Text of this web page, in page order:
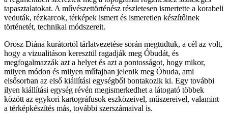
tapasztalatokat. A művészettörténész részletesen ismertette a korabeli
veduták, rézkarcok, térképek ismert és ismeretlen készítőinek
történetét, technikai módszereit.
Orosz Diána kurátortól tárlatvezetése során megtudtuk, a cél az volt,
hogy a vizualitáson keresztül ragadják meg Óbudát, és
megfogalmazzák azt a helyet és azt a pontosságot, hogy mikor,
milyen módon és milyen műfajban jelenik meg Óbuda, ami
elsősorban az első kiállítási egységből bontakozik ki. Egy további
ilyen kiállítási egység révén megismerkedhet a látogató többek
között az egykori kartográfusok eszközeivel, műszereivel, valamint
a térképkészítés más, további szerszámaival is.